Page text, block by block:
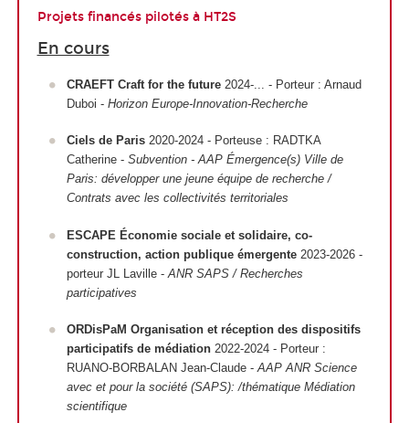
Projets financés pilotés à HT2S
En cours
CRAEFT Craft for the future 2024-... - Porteur : Arnaud
Duboi - Horizon Europe-Innovation-Recherche
Ciels de Paris 2020-2024 - Porteuse : RADTKA
Catherine - Subvention - AAP Émergence(s) Ville de
Paris: développer une jeune équipe de recherche /
Contrats avec les collectivités territoriales
ESCAPE Économie sociale et solidaire, co-
construction, action publique émergente 2023-2026 -
porteur JL Laville - ANR SAPS / Recherches
participatives
ORDisPaM Organisation et réception des dispositifs
participatifs de médiation 2022-2024 - Porteur :
RUANO-BORBALAN Jean-Claude -AAP ANR Science
avec et pour la société (SAPS): /thématique Médiation
scientifique